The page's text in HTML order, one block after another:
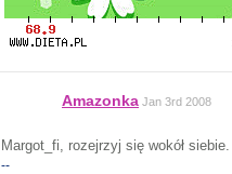
Amazonka Jan 3rd 2008
Margot_fi, rozejrzyj się wokół
--